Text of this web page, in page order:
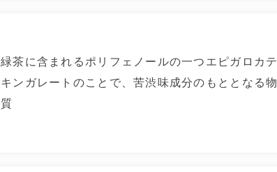
緑茶に含まれるポリフェノールの一つエピガロカテ
キンガレートのことで、苦渋味成分のもととなる物
質